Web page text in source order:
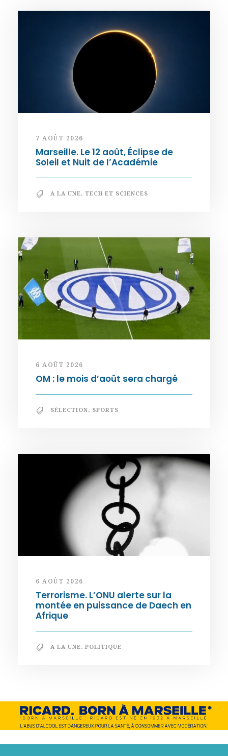
7 AOÛT 2026
Marseille. Le 12 août, Éclipse de
Soleil et Nuit de l’Académie
A LA UNE, TECH ET SCIENCES
6 AOÛT 2026
OM : le mois d’août sera chargé
SÉLECTION, SPORTS
6 AOÛT 2026
Terrorisme. L’ONU alerte sur la
montée en puissance de Daech en
Afrique
A LA UNE, POLITIQUE